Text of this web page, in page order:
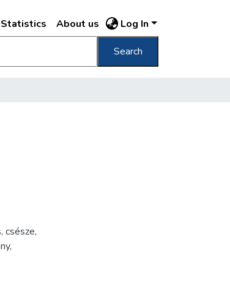
Statistics About us Log In
Search
, csésze,
,